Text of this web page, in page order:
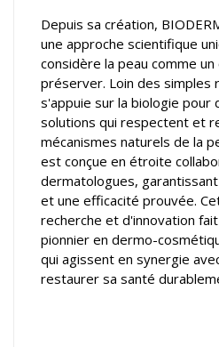
Depuis sa création,
une approche scientifique
considère la peau comme
préserver. Loin des simples
s'appuie sur la biologie pour
solutions qui respectent et
mécanismes naturels de la
est conçue en étroite
dermatologues,
et une efficacité prouvée.
recherche et d'innovation
pionnier en dermo-
qui agissent en synergie
restaurer sa santé